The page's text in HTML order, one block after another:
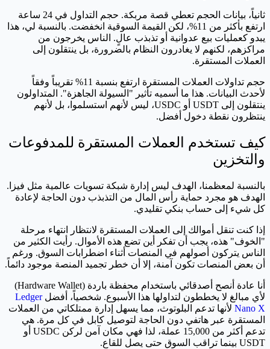
ثانياً، بيانات الحجم تعطي قصة مربكة. حجم التداول في 24 ساعة
ارتفع بأكثر من 11%، لكن القيمة السوقية انخفضت. بالنسبة لي، هذا
يبدو كعمليات بيع عدوانية أو تذبذب عالٍ. الناس يخرجون من
مراكزهم، لكنهم لا يغادرون النظام بالضرورة، بل ينتقلون إلى
العملات المستقرة.
حجم تداولات العملات المستقرة ارتفع بنسبة 11% تقريباً وفقاً
لأحدث البيانات. هذا ما أسميه تأثير "السيولة الجاهزة". المتداولون
ينتقلون إلى USDT أو USDC، ليس لأنهم استسلموا، بل لأنهم
ينتظرون نقطة دخول أفضل.
كيف تستخدم العملات المستقرة للمدفوعات
والتخزين
بالنسبة لمعظمنا، الهدف ليس إدارة شبكة تسويات عالمية مثل فيزا.
الهدف هو مجرد حماية رأس المال من التذبذب دون الحاجة لإعادة
كل شيء إلى حساب بنكي تقليدي.
إذا كنت تنقل أموالك إلى العملات المستقرة لانتظار انتهاء مرحلة
"الخوف" هذه، يجب أن تفكر أين تضع هذه الأموال. رأيت الكثير من
الناس يتركون أصولهم في المنصات أثناء اضطرابات السوق. ورغم
أن بعض المنصات تكون آمنة، إلا أن خطر تجميد المنصة موجود دائماً.
أنا عادة أنصح أصدقائي باستخدام محفظة باردة (Hardware Wallet)
لأي مبالغ لا يخططون لتداولها هذا الأسبوع. شخصياً، أفضلLedger
Nano X لأنها تدعم البلوتوث، مما يسهل إدارة ممتلكاتي من العملات
المستقرة عبر هاتفي دون الحاجة لتوصيل كابل في كل مرة. هي
تدعم أكثر من 15,000 عملة، لذا فهي مكان آمن لركن USDC أو
USDT بينما تراقب السوق حتى يصل للقاع.